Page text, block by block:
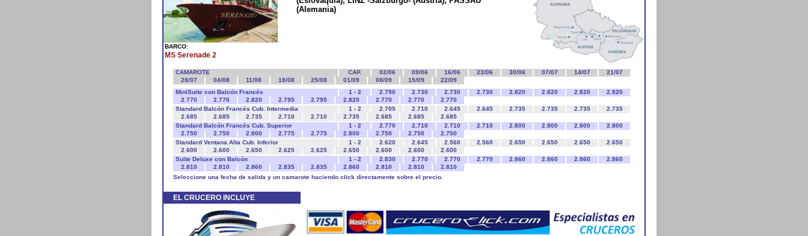
BARCO:
MS Serenade 2
(Alemania)
CAMAROTE CAP. 02/06 09/06 16/06 23/06 30/06 07/07 14/07
21/07
28/07
04/08 11/08 18/08 25/08 01/09 08/09 15/09
22/09
MiniSuite con Balcón Francés
1 - 2 2.790 2.730 2.730 2.730 2.820 2.820 2.820
2.820
2.770
2.770 2.820 2.795 2.795 2.820 2.770 2.770
2.770
Standard Balcón Francés Cub. Intermedia
1 - 2 2.705 2.710 2.645 2.645 2.735 2.735 2.735
2.735
2.685
2.685 2.735 2.710 2.710 2.735 2.685 2.685
2.685
Standard Balcón Francés Cub. Superior
1 - 2 2.770 2.710 2.710 2.710 2.800 2.800 2.800
2.800
2.750
2.750 2.800 2.775 2.775 2.800 2.750 2.750
2.750
Standard Ventana Alta Cub. Inferior
1 - 2 2.620 2.645 2.560 2.560 2.650 2.650 2.650
2.650
2.600
2.600 2.650 2.625 2.625 2.650 2.600 2.600
2.600
Suite Deluxe con Balcón
1 - 2 2.830 2.770 2.770 2.770 2.860 2.860 2.860
2.860
2.810
2.810 2.860 2.835 2.835 2.860 2.810 2.810
2.810
Seleccione una fecha de salida y un camarote haciendo click directamente sobre el precio.
EL CRUCERO INCLUYE